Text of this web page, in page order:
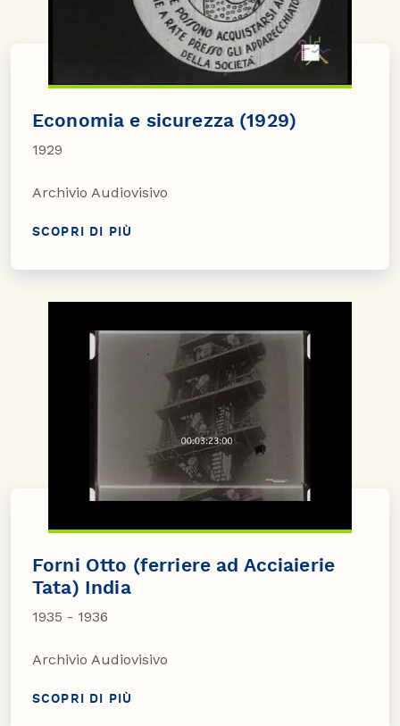
Economia e sicurezza (1929)
1929
Archivio Audiovisivo
SCOPRI DI PIÙ
Forni Otto (ferriere ad Acciaierie
Tata) India
1935 - 1936
Archivio Audiovisivo
SCOPRI DI PIÙ